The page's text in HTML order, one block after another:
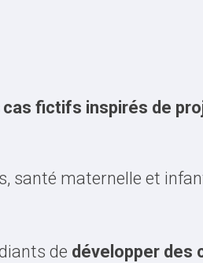
cas fictifs inspirés de
santé maternelle et
de développer des